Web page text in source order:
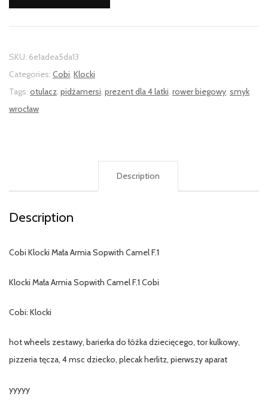
SKU: 6e1adea5da13
Categories: Cobi, Klocki
Tags: otulacz, pidżamersi, prezent dla 4 latki, rower biegowy, smyk
wrocław
Description
Description
Cobi Klocki Mała Armia Sopwith Camel F.1
Klocki Mała Armia Sopwith Camel F.1 Cobi
Cobi: Klocki
hot wheels zestawy, barierka do łóżka dziecięcego, tor kulkowy,
pizzeria tęcza, 4 msc dziecko, plecak herlitz, pierwszy aparat
yyyyy